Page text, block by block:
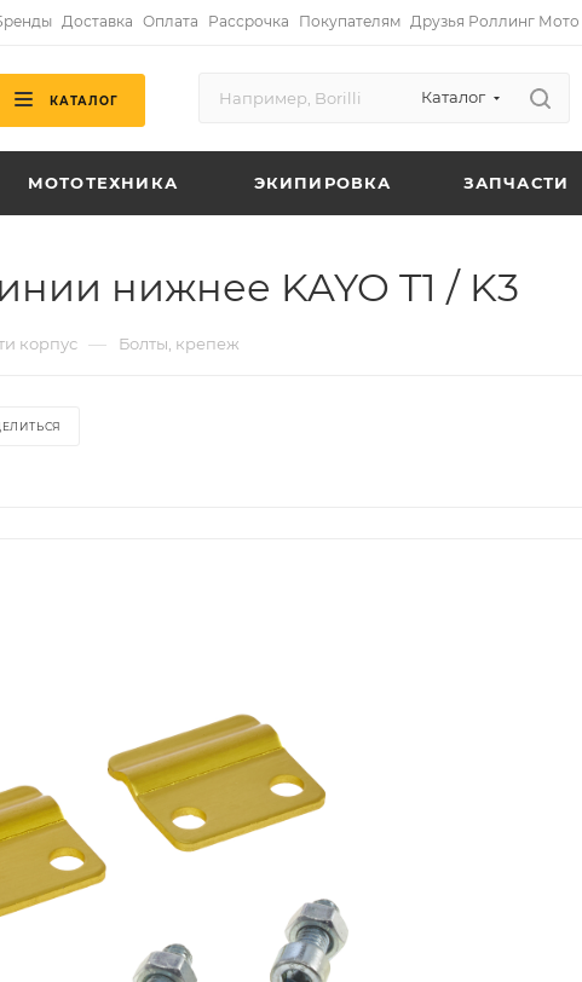
Доставка Оплата Рассрочка Покупателям Друзья Роллинг Мото
КАТАЛОГ Каталог
МОТОТЕХНИКА ЭКИПИРОВКА ЗАПЧАСТИ
нижнее KAYO T1 / K3
корпус — Болты, крепеж